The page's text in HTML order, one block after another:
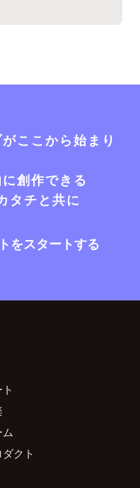
ここから始まり
創作できる
タチと共に
をスタートする
クト